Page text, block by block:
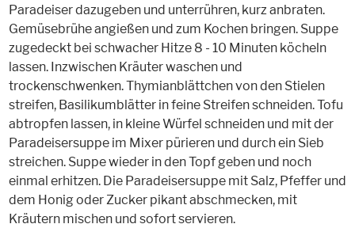
Paradeiser dazugeben und unterrühren, kurz anbraten.
Gemüsebrühe angießen und zum Kochen bringen. Suppe
zugedeckt bei schwacher Hitze 8 - 10 Minuten köcheln
lassen. Inzwischen Kräuter waschen und
trockenschwenken. Thymianblättchen von den Stielen
streifen, Basilikumblätter in feine Streifen schneiden. Tofu
abtropfen lassen, in kleine Würfel schneiden und mit der
Paradeisersuppe im Mixer pürieren und durch ein Sieb
streichen. Suppe wieder in den Topf geben und noch
einmal erhitzen. Die Paradeisersuppe mit Salz, Pfeffer und
dem Honig oder Zucker pikant abschmecken, mit
Kräutern mischen und sofort servieren.